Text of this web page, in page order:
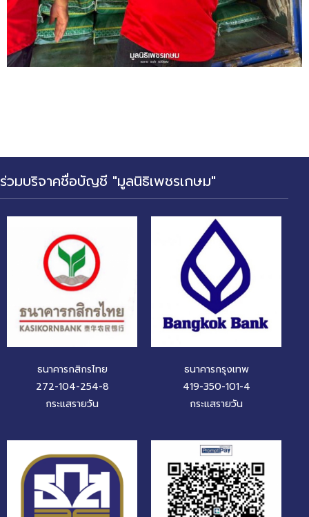
ร่วมบริจาคชื่อบัญชี "มูลนิธิเพชรเกษม"
ธนาคารกสิกรไทย
272-104-254-8
กระแสรายวัน
ธนาคารกรุงเทพ
419-350-101-4
กระแสรายวัน